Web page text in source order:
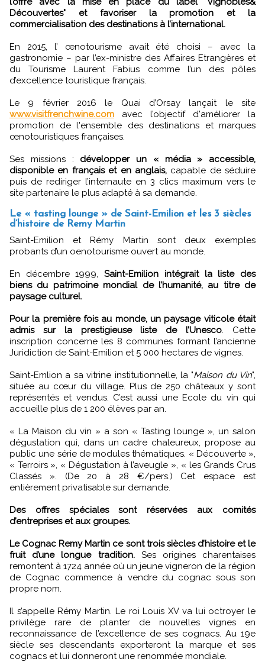
Découvertes" et favoriser la promotion et la
commercialisation des destinations à l’international.
En 2015, l’ œnotourisme avait été choisi – avec la
gastronomie – par l’ex-ministre des Affaires Etrangères et
du Tourisme Laurent Fabius comme l’un des pôles
d’excellence touristique français.
Le 9 février 2016 le Quai d’Orsay lançait le site
www.visitfrenchwine.com avec l’objectif d'améliorer la
promotion de l'ensemble des destinations et marques
œnotouristiques françaises.
Ses missions : développer un « média » accessible,
disponible en français et en anglais,capable de séduire
puis de rediriger l’internaute en 3 clics maximum vers le
site partenaire le plus adapté à sa demande.
Le « tasting lounge » de Saint-Emilion et les 3 siècles
d’histoire de Remy Martin
Saint-Emilion et Rémy Martin sont deux exemples
probants d’un oenotourisme ouvert au monde.
En décembre 1999,Saint-Emilion intégrait la liste des
biens du patrimoine mondial de l’humanité, au titre de
paysage culturel.
Pour la première fois au monde, un paysage viticole était
admis sur la prestigieuse liste de l’Unesco. Cette
inscription concerne les 8 communes formant l’ancienne
Juridiction de Saint-Emilion et 5 000 hectares de vignes.
Saint-Emlion a sa vitrine institutionnelle, la "Maison du Vin",
située au cœur du village. Plus de 250 châteaux y sont
représentés et vendus. C’est aussi une Ecole du vin qui
accueille plus de 1 200 élèves par an.
« La Maison du vin » a son « Tasting lounge », un salon
dégustation qui, dans un cadre chaleureux, propose au
public une série de modules thématiques. « Découverte »,
« Terroirs », « Dégustation à l’aveugle », « les Grands Crus
Classés ». (De 20 à 28 €/pers.) Cet espace est
entièrement privatisable sur demande.
Des offres spéciales sont réservées aux comités
d’entreprises et aux groupes.
Le Cognac Remy Martin ce sont trois siècles d’histoire et le
fruit d’une longue tradition.Ses origines charentaises
remontent à 1724 année où un jeune vigneron de la région
de Cognac commence à vendre du cognac sous son
propre nom.
Il s’appelle Rémy Martin. Le roi Louis XV va lui octroyer le
privilège rare de planter de nouvelles vignes en
reconnaissance de l’excellence de ses cognacs. Au 19e
siècle ses descendants exporteront la marque et ses
cognacs et lui donneront une renommée mondiale.